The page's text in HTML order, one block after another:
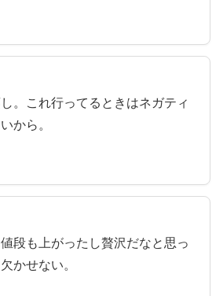
。これ行ってるときはネガティ
から。
段も上がったし贅沢だなと思っ
かせない。